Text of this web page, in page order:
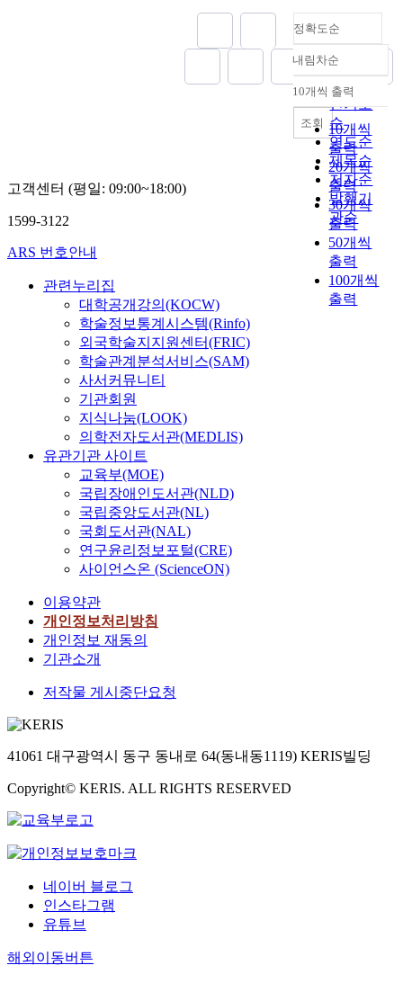
정확도순
정확도
순
인기도
순
연도순
제목순
저자순
발행기
관순
내림차순
내림차순
10개씩 출력
10개씩
출력
20개씩
출력
30개씩
출력
50개씩
출력
100개씩
출력
조회
고객센터 (평일: 09:00~18:00)
1599-3122
ARS 번호안내
관련누리집
대학공개강의(KOCW)
학술정보통계시스템(Rinfo)
외국학술지지원센터(FRIC)
학술관계분석서비스(SAM)
사서커뮤니티
기관회원
지식나눔(LOOK)
의학전자도서관(MEDLIS)
유관기관 사이트
교육부(MOE)
국립장애인도서관(NLD)
국립중앙도서관(NL)
국회도서관(NAL)
연구윤리정보포털(CRE)
사이언스온 (ScienceON)
이용약관
개인정보처리방침
개인정보 재동의
기관소개
저작물 게시중단요청
41061 대구광역시 동구 동내로 64(동내동1119) KERIS빌딩
Copyright© KERIS. ALL RIGHTS RESERVED
네이버 블로그
인스타그램
유튜브
해외이동버튼